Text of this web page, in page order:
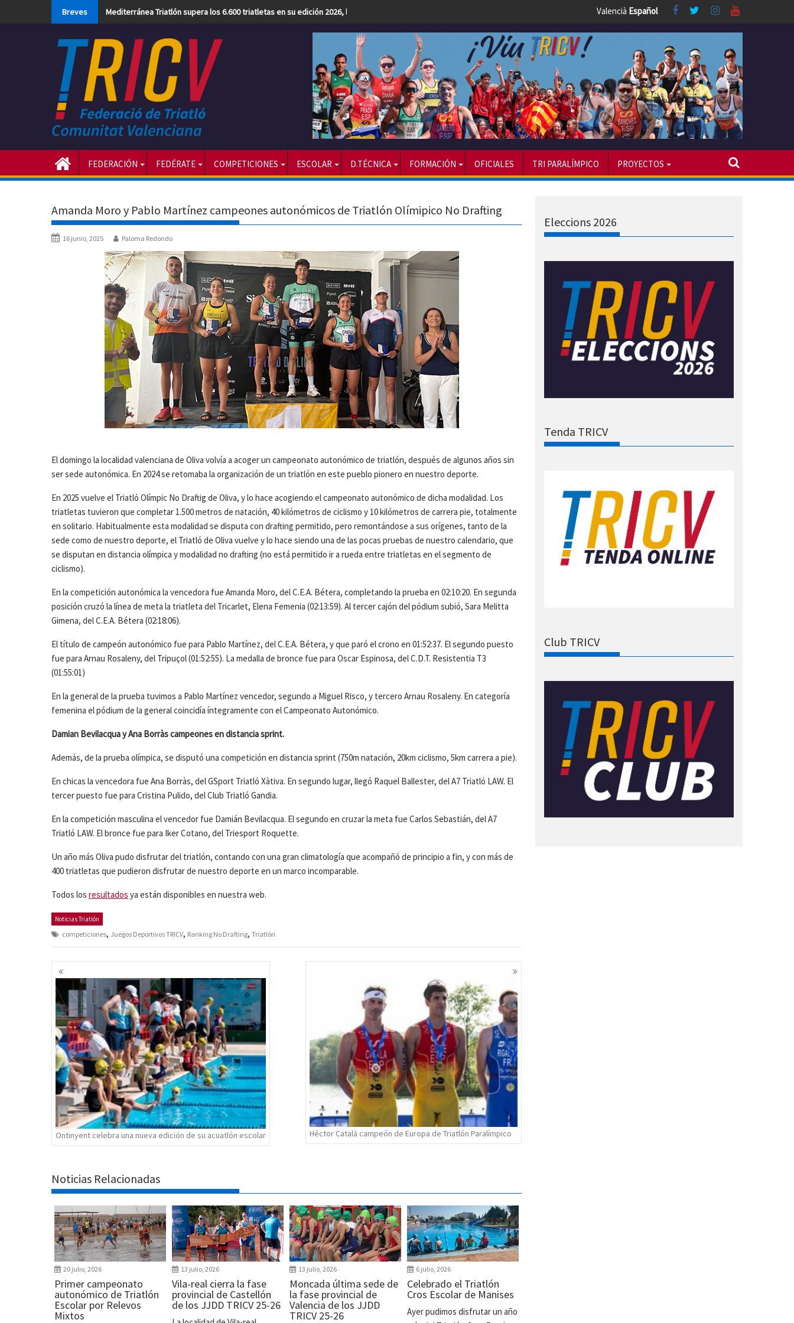
Breves Mediterránea Triatlón supera los 6.600 triatletas en su edición 2026, la más numerosa hasta la fecha Valencià Español
FEDERACIÓN FEDÉRATE COMPETICIONES ESCOLAR D.TÉCNICA FORMACIÓN OFICIALES TRI PARALÍMPICO PROYECTOS
Amanda Moro y Pablo Martínez campeones autonómicos de Triatlón Olímipico No Drafting
16 junio, 2025 Paloma Redondo
El domingo la localidad valenciana de Oliva volvía a acoger un campeonato autonómico de triatlón, después de algunos años sin
ser sede autonómica. En 2024 se retomaba la organización de un triatlón en este pueblo pionero en nuestro deporte.
En 2025 vuelve el Triatló Olímpic No Draftig de Oliva, y lo hace acogiendo el campeonato autonómico de dicha modalidad. Los
triatletas tuvieron que completar 1.500 metros de natación, 40 kilómetros de ciclismo y 10 kilómetros de carrera pie, totalmente
en solitario. Habitualmente esta modalidad se disputa con drafting permitido, pero remontándose a sus orígenes, tanto de la
sede como de nuestro deporte, el Triatló de Oliva vuelve y lo hace siendo una de las pocas pruebas de nuestro calendario, que
se disputan en distancia olímpica y modalidad no drafting (no está permitido ir a rueda entre triatletas en el segmento de
ciclismo).
En la competición autonómica la vencedora fue Amanda Moro, del C.E.A. Bétera, completando la prueba en 02:10:20. En segunda
posición cruzó la línea de meta la triatleta del Tricarlet, Elena Femenia (02:13:59). Al tercer cajón del pódium subió, Sara Melitta
Gimena, del C.E.A. Bétera (02:18:06).
El título de campeón autonómico fue para Pablo Martínez, del C.E.A. Bétera, y que paró el crono en 01:52:37. El segundo puesto
fue para Arnau Rosaleny, del Tripuçol (01:52:55). La medalla de bronce fue para Oscar Espinosa, del C.D.T. Resistentia T3
(01:55:01)
En la general de la prueba tuvimos a Pablo Martínez vencedor, segundo a Miguel Risco, y tercero Arnau Rosaleny. En categoría
femenina el pódium de la general coincidía íntegramente con el Campeonato Autonómico.
Damian Bevilacqua y Ana Borràs campeones en distancia sprint.
Además, de la prueba olímpica, se disputó una competición en distancia sprint (750m natación, 20km ciclismo, 5km carrera a pie).
En chicas la vencedora fue Ana Borràs, del GSport Triatló Xàtiva. En segundo lugar, llegó Raquel Ballester, del A7 Triatló LAW. El
tercer puesto fue para Cristina Pulido, del Club Triatló Gandia.
En la competición masculina el vencedor fue Damián Bevilacqua. El segundo en cruzar la meta fue Carlos Sebastián, del A7
Triatló LAW. El bronce fue para Iker Cotano, del Triesport Roquette.
Un año más Oliva pudo disfrutar del triatlón, contando con una gran climatología que acompañó de principio a fin, y con más de
400 triatletas que pudieron disfrutar de nuestro deporte en un marco incomparable.
Todos los resultados ya están disponibles en nuestra web.
Noticias Triatlón
competiciones, Juegos Deportivos TRICV, Ranking No Drafting, Triatlón
Navegación
de
entradas
Ontinyent celebra una nueva edición de su acuatlón escolar Héctor Català campeón de Europa de Triatlón Paralímpico
Noticias Relacionadas
20 julio, 2026
Primer campeonato
autonómico de Triatlón
Escolar por Relevos
Mixtos
13 julio, 2026
Vila-real cierra la fase
provincial de Castellón
de los JJDD TRICV 25-26
13 julio, 2026
Moncada última sede de
la fase provincial de
Valencia de los JJDD
TRICV 25-26
6 julio, 2026
Celebrado el Triatlón
Cros Escolar de Manises
Ayer pudimos disfrutar un año
Eleccions 2026
Tenda TRICV
Club TRICV